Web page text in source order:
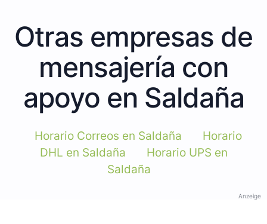
Otras empresas de
mensajería con
apoyo en Saldaña
Horario Correos en Saldaña
Horario
DHL en Saldaña
Horario UPS en
Saldaña
Anzeige